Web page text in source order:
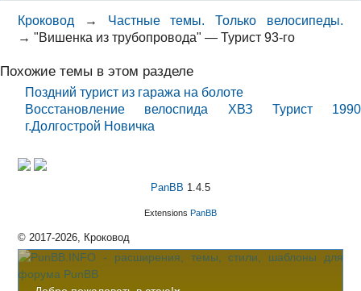
Кроковод → Частные темы. Только велосипеды.
→"Вишенка из трубопровода" — Турист 93-го
Похожие темы в этом разделе
Поздний турист из гаража на болоте
Восстановление велоспида ХВЗ Турист 1990
г.Долгострой Новичка
PanBB 1.4.5
Extensions PanBB
© 2017-2026, Кроковод